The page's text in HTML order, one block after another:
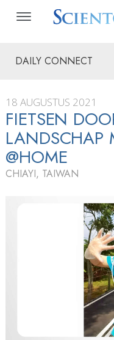
DAILY CONNECT
18 AUGUSTUS 2021
FIETSEN
LANDSCHAP
@HOME
CHIAYI, TAIWAN